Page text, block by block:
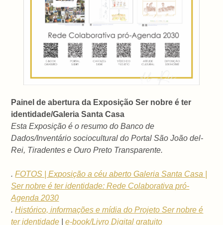
Painel de abertura da Exposição Ser nobre é ter
identidade/Galeria Santa Casa
Esta Exposição é o resumo do Banco de
Dados/Inventário sociocultural do Portal São João del-
Rei, Tiradentes e Ouro Preto Transparente.
.FOTOS | Exposição a céu aberto Galeria Santa Casa |
Ser nobre é ter identidade: Rede Colaborativa pró-
Agenda 2030
.Histórico, informações e mídia do Projeto Ser nobre é
ter identidade |e-book/Livro Digital gratuito